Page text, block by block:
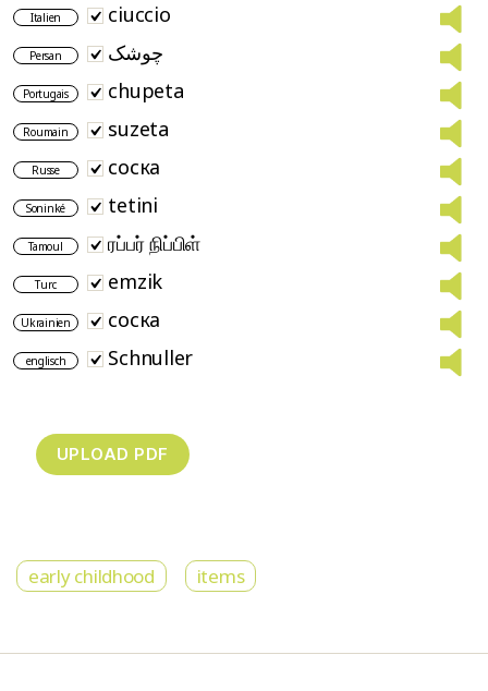
Italien ciuccio
Persan چوشک
Portugais chupeta
Roumain suzeta
Russe соска
Soninké tetini
Tamoul ரப்பர் நிப்பிள்
Turc emzik
Ukrainien соска
englisch Schnuller
early childhood items